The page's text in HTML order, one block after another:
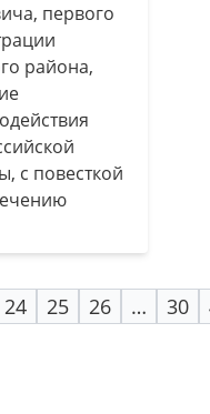
первого
района,
с повесткой
24 25 26 … 30